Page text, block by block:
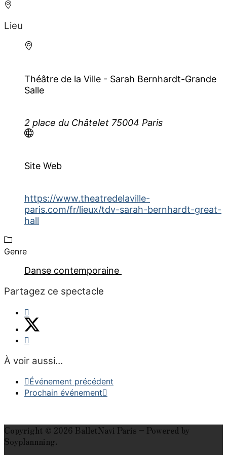
Lieu
Théâtre de la Ville - Sarah Bernhardt-Grande
Salle
2 place du Châtelet 75004 Paris
Site Web
https://www.theatredelaville-
paris.com/fr/lieux/tdv-sarah-bernhardt-great-
hall
Genre
Danse contemporaine
Partagez ce spectacle
À voir aussi…
Événement précédent
Prochain événement
Copyright © 2026 BalletNavi Paris – Powered by
Soyplannning.